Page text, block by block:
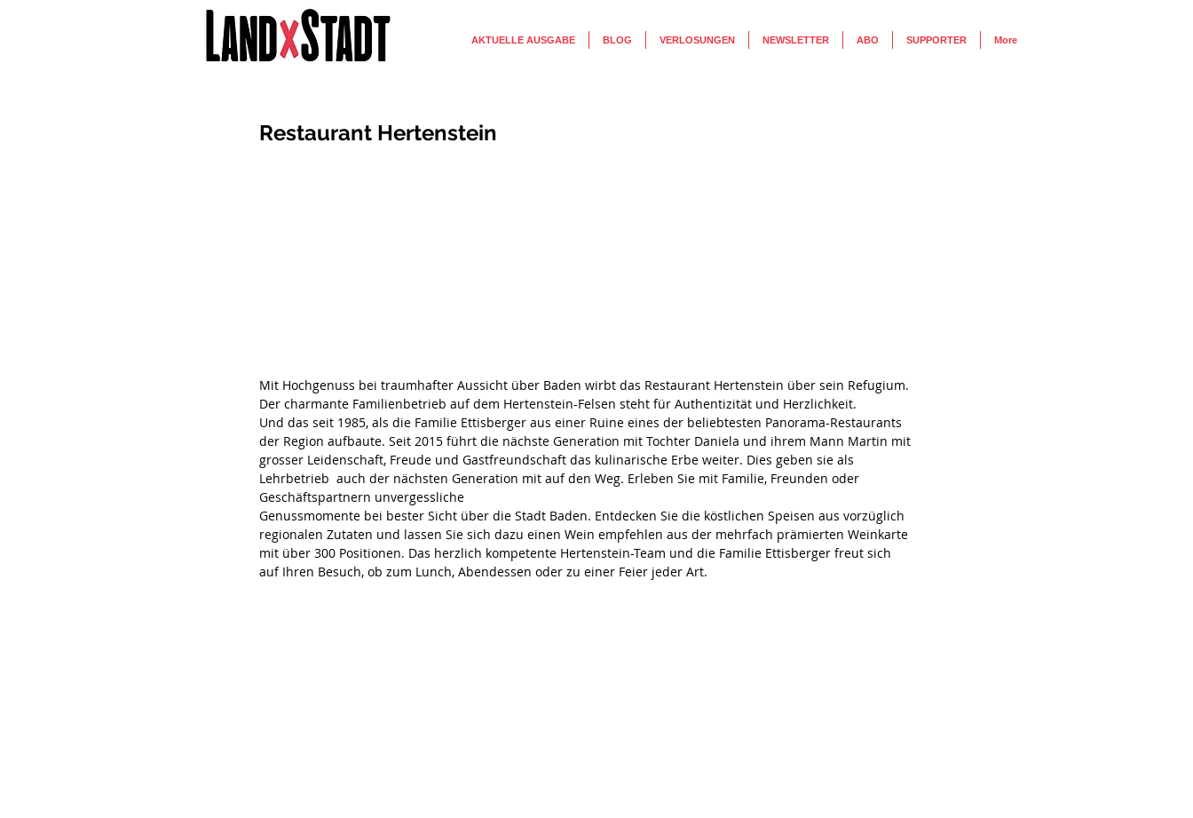
AKTUELLE AUSGABE BLOG VERLOSUNGEN NEWSLETTER ABO SUPPORTER More
Restaurant Hertenstein
Mit Hochgenuss bei traumhafter Aussicht über Baden wirbt das Restaurant Hertenstein über sein Refugium.
Der charmante Familienbetrieb auf dem Hertenstein-Felsen steht für Authentizität und Herzlichkeit.
Und das seit 1985, als die Familie Ettisberger aus einer Ruine eines der beliebtesten Panorama-Restaurants
der Region aufbaute. Seit 2015 führt die nächste Generation mit Tochter Daniela und ihrem Mann Martin mit
grosser Leidenschaft, Freude und Gastfreundschaft das kulinarische Erbe weiter. Dies geben sie als
Lehrbetrieb  auch der nächsten Generation mit auf den Weg. Erleben Sie mit Familie, Freunden oder
Geschäftspartnern unvergessliche
Genussmomente bei bester Sicht über die Stadt Baden. Entdecken Sie die köstlichen Speisen aus vorzüglich
regionalen Zutaten und lassen Sie sich dazu einen Wein empfehlen aus der mehrfach prämierten Weinkarte
mit über 300 Positionen. Das herzlich kompetente Hertenstein-Team und die Familie Ettisberger freut sich
auf Ihren Besuch, ob zum Lunch, Abendessen oder zu einer Feier jeder Art.